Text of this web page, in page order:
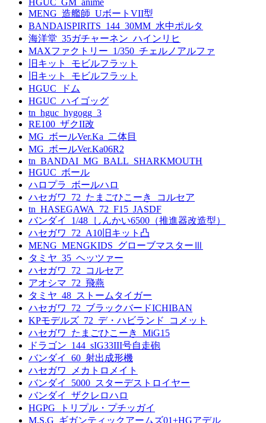
MENG_造艦師_UボートVII型
BANDAISPIRITS_144_30MM_水中ポルタ
海洋堂_35ガチャーネン_ハインリヒ
MAXファクトリー_1/350_チェルノアルファ
旧キット_モビルフラット
旧キット_モビルフラット
HGUC_ドム
HGUC_ハイゴッグ
tn_hguc_hygogg_3
RE100_ザクII改
MG_ボールVer.Ka_二体目
MG_ボールVer.Ka06R2
tn_BANDAI_MG_BALL_SHARKMOUTH
HGUC_ボール
ハロプラ_ボールハロ
ハセガワ_72_たまごひこーき_コルセア
tn_HASEGAWA_72_F15_JASDF
バンダイ_1/48_しんかい6500（推進器改造型）
ハセガワ_72_A10旧キット凸
MENG_MENGKIDS_グローブマスターⅢ
タミヤ_35_ヘッツァー
ハセガワ_72_コルセア
アオシマ_72_飛燕
タミヤ_48_ストームタイガー
ハセガワ_72_ブラックバードICHIBAN
KPモデルズ_72_デ・ハビランド_コメット
ハセガワ_たまごひこーき_MiG15
ドラゴン_144_sIG33III号自走砲
バンダイ_60_射出成形機
ハセガワ_メカトロメイト
バンダイ_5000_スターデストロイヤー
バンダイ_ザクレロハロ
HGPG_トリプル・プチッガイ
M.S.G_ギガンティックアームズ01+HGアデル